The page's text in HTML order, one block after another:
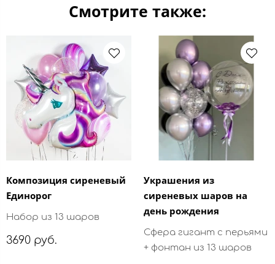
Смотрите также:
Композиция сиреневый
Единорог
Набор из 13 шаров
3690 руб.
Украшения из
сиреневых шаров на
день рождения
Сфера гигант с перьями
+ фонтан из 13 шаров